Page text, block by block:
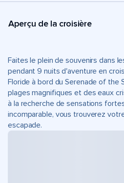
Aperçu de la croisière
Faites le plein de souvenirs dans
pendant 9 nuits d'aventure en
Floride à bord du Serenade of the
plages magnifiques et des eaux
à la recherche de sensations
incomparable, vous trouverez
escapade.